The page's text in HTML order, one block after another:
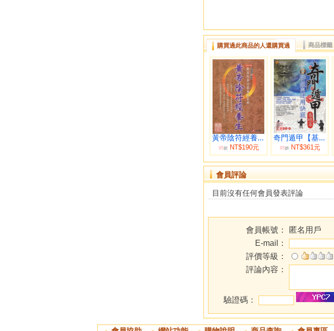
購買過此商品的人還購買過 商品標籤
黃帝陰符經養...
95折NT$190元
奇門遁甲【基...
95折NT$361元
會員評論
目前沒有任何會員發表評論
會員帳號：
匿名用戶
E-mail：
評價等級：
評論內容：
驗證碼：